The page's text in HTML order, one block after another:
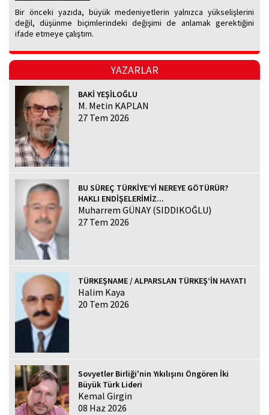
Bir önceki yazıda, büyük medeniyetlerin yalnızca yükselişlerini
değil, düşünme biçimlerindeki değişimi de anlamak gerektiğini
ifade etmeye çalıştım.
YAZARLAR
BAKİ YEŞİLOĞLU
M. Metin KAPLAN
27 Tem 2026
BU SÜREÇ TÜRKİYE’Yİ NEREYE GÖTÜRÜR?
HAKLI ENDİŞELERİMİZ...
Muharrem GÜNAY (SIDDIKOĞLU)
27 Tem 2026
TÜRKEŞNAME / ALPARSLAN TÜRKEŞ’İN HAYATI
Halim Kaya
20 Tem 2026
Sovyetler Birliği'nin Yıkılışını Öngören İki
Büyük Türk Lideri
Kemal Girgin
08 Haz 2026